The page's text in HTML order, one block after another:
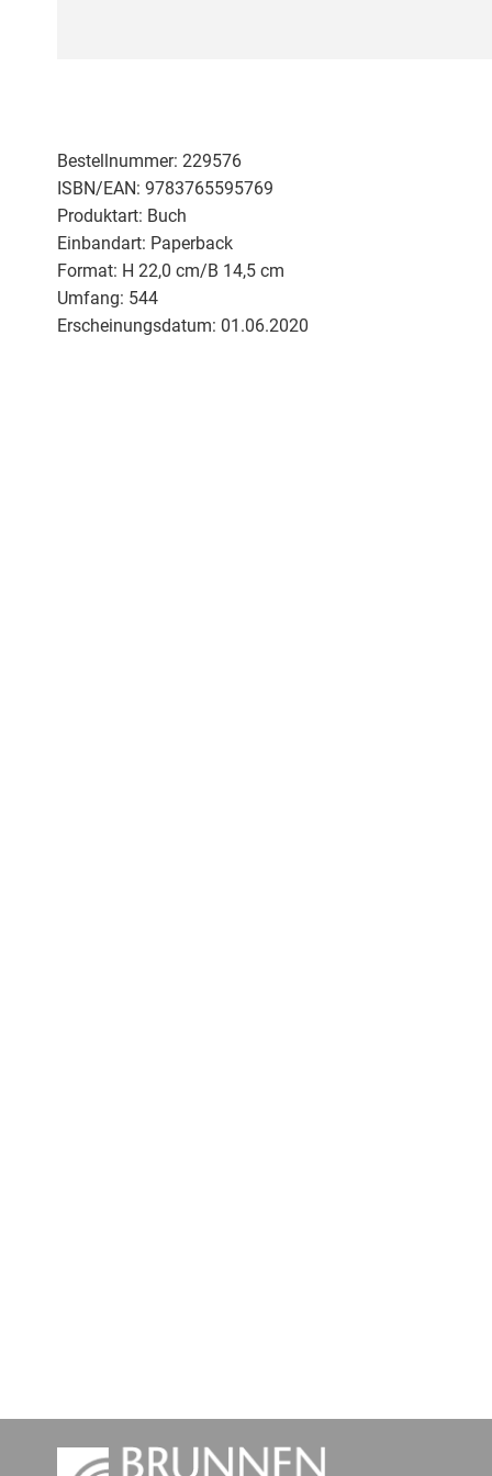
Bestellnummer: 229576
ISBN/EAN: 9783765595769
Produktart: Buch
Einbandart: Paperback
Format: H 22,0 cm/B 14,5 cm
Umfang: 544
Erscheinungsdatum: 01.06.2020